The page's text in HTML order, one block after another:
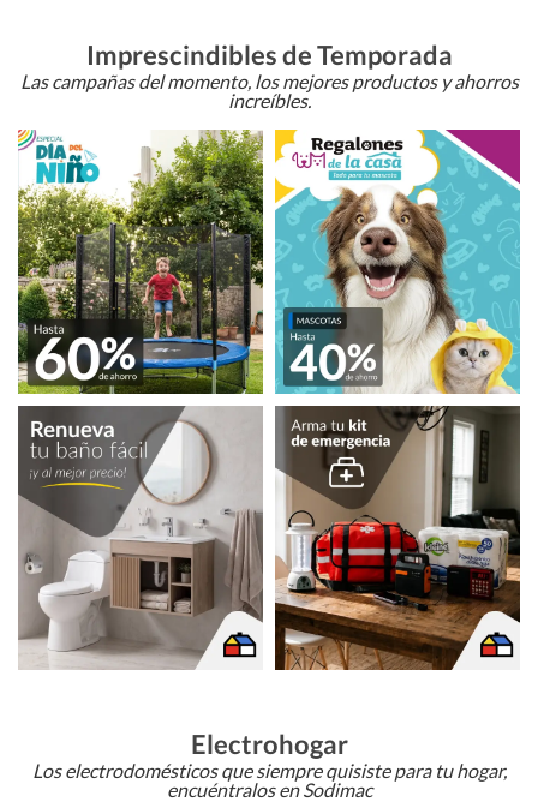
Imprescindibles de Temporada
Las campañas del momento, los mejores productos y ahorros
increíbles.
Electrohogar
Los electrodomésticos que siempre quisiste para tu hogar,
encuéntralos en Sodimac